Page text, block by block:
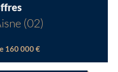
(02)
160 000 €